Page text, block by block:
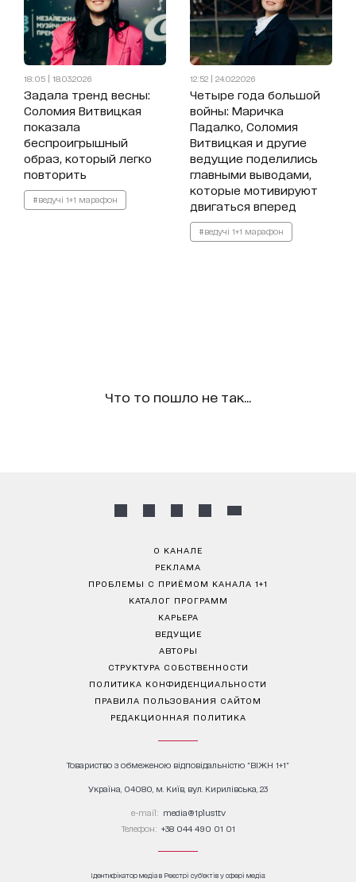
18:05 | 18.03.2026
Задала тренд весны:
Соломия Витвицкая
показала
беспроигрышный
образ, который легко
повторить
#ведучі 1+1 марафон
12:52 | 24.02.2026
Четыре года большой
войны: Маричка
Падалко, Соломия
Витвицкая и другие
ведущие поделились
главными выводами,
которые мотивируют
двигаться вперед
#ведучі 1+1 марафон
Что то пошло не так...
О КАНАЛЕ
РЕКЛАМА
ПРОБЛЕМЫ С ПРИЁМОМ КАНАЛА 1+1
КАТАЛОГ ПРОГРАММ
КАРЬЕРА
ВЕДУЩИЕ
АВТОРЫ
СТРУКТУРА СОБСТВЕННОСТИ
ПОЛИТИКА КОНФИДЕНЦИАЛЬНОСТИ
ПРАВИЛА ПОЛЬЗОВАНИЯ САЙТОМ
РЕДАКЦИОННАЯ ПОЛИТИКА
Товариство з обмеженою відповідальністю "ВІЖН 1+1"
Україна, 04080, м. Київ, вул. Кирилівська, 23
е-mail: media@1plus1.tv
Телефон: +38 044 490 01 01
Ідентифікатор медіа в Реєстрі суб’єктів у сфері медіа: